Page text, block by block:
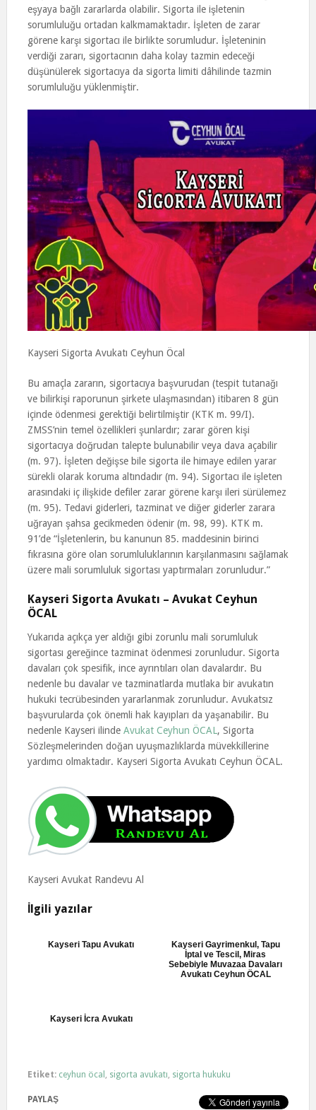
eşyaya bağlı zararlarda olabilir. Sigorta ile işletenin
sorumluluğu ortadan kalkmamaktadır. İşleten de zarar
görene karşı sigortacı ile birlikte sorumludur. İşleteninin
verdiği zararı, sigortacının daha kolay tazmin edeceği
düşünülerek sigortacıya da sigorta limiti dâhilinde tazmin
sorumluluğu yüklenmiştir.
Kayseri Sigorta Avukatı Ceyhun Öcal
Bu amaçla zararın, sigortacıya başvurudan (tespit tutanağı
ve bilirkişi raporunun şirkete ulaşmasından) itibaren 8 gün
içinde ödenmesi gerektiği belirtilmiştir (KTK m. 99/I).
ZMSS’nin temel özellikleri şunlardır; zarar gören kişi
sigortacıya doğrudan talepte bulunabilir veya dava açabilir
(m. 97). İşleten değişse bile sigorta ile himaye edilen yarar
sürekli olarak koruma altındadır (m. 94). Sigortacı ile işleten
arasındaki iç ilişkide defiler zarar görene karşı ileri sürülemez
(m. 95). Tedavi giderleri, tazminat ve diğer giderler zarara
uğrayan şahsa gecikmeden ödenir (m. 98, 99). KTK m.
91’de “İşletenlerin, bu kanunun 85. maddesinin birinci
fıkrasına göre olan sorumluluklarının karşılanmasını sağlamak
üzere mali sorumluluk sigortası yaptırmaları zorunludur.”
Kayseri Sigorta Avukatı – Avukat Ceyhun
ÖCAL
Yukarıda açıkça yer aldığı gibi zorunlu mali sorumluluk
sigortası gereğince tazminat ödenmesi zorunludur. Sigorta
davaları çok spesifik, ince ayrıntıları olan davalardır. Bu
nedenle bu davalar ve tazminatlarda mutlaka bir avukatın
hukuki tecrübesinden yararlanmak zorunludur. Avukatsız
başvurularda çok önemli hak kayıpları da yaşanabilir. Bu
nedenle Kayseri ilinde Avukat Ceyhun ÖCAL, Sigorta
Sözleşmelerinden doğan uyuşmazlıklarda müvekkillerine
yardımcı olmaktadır. Kayseri Sigorta Avukatı Ceyhun ÖCAL.
Kayseri Avukat Randevu Al
İlgili yazılar
Kayseri Tapu Avukatı
Kayseri Gayrimenkul, Tapu
İptal ve Tescil, Miras
Sebebiyle Muvazaa Davaları
Avukatı Ceyhun ÖCAL
Kayseri İcra Avukatı
Etiket: ceyhun öcal , sigorta avukatı, sigorta hukuku
PAYLAŞ